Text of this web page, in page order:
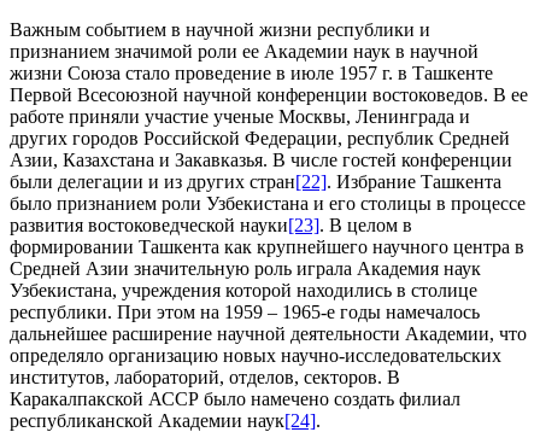
Важным событием в научной жизни республики и
признанием значимой роли ее Академии наук в научной
жизни Союза стало проведение в июле 1957 г. в Ташкенте
Первой Всесоюзной научной конференции востоковедов. В ее
работе приняли участие ученые Москвы, Ленинграда и
других городов Российской Федерации, республик Средней
Азии, Казахстана и Закавказья. В числе гостей конференции
были делегации и из других стран[22]. Избрание Ташкента
было признанием роли Узбекистана и его столицы в процессе
развития востоковедческой науки[23]. В целом в
формировании Ташкента как крупнейшего научного центра в
Средней Азии значительную роль играла Академия наук
Узбекистана, учреждения которой находились в столице
республики. При этом на 1959 – 1965-е годы намечалось
дальнейшее расширение научной деятельности Академии, что
определяло организацию новых научно-исследовательских
институтов, лабораторий, отделов, секторов. В
Каракалпакской АССР было намечено создать филиал
республиканской Академии наук[24].